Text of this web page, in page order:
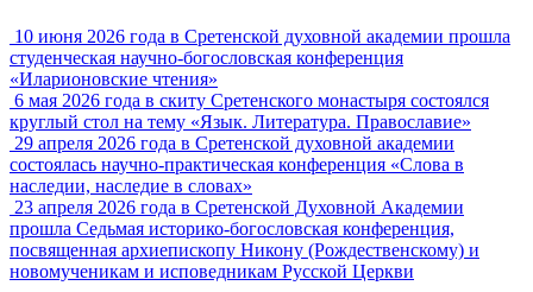
10 июня 2026 года в Сретенской духовной академии прошла
студенческая научно-богословская конференция
«Иларионовские чтения»
6 мая 2026 года в скиту Сретенского монастыря состоялся
круглый стол на тему «Язык. Литература. Православие»
29 апреля 2026 года в Сретенской духовной академии
состоялась научно-практическая конференция «Слова в
наследии, наследие в словах»
23 апреля 2026 года в Сретенской Духовной Академии
прошла Седьмая историко-богословская конференция,
посвященная архиепископу Никону (Рождественскому) и
новомученикам и исповедникам Русской Церкви